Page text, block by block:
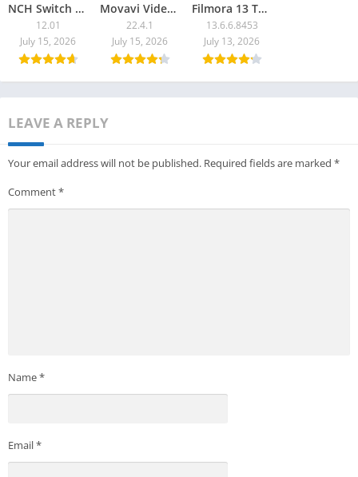
NCH Switch Plus
12.01
July 15, 2026
Movavi Video Editor Plus
22.4.1
July 15, 2026
Filmora 13 Torrent baixar
13.6.6.8453
July 13, 2026
LEAVE A REPLY
Your email address will not be published. Required fields are marked *
Comment*
Name*
Email*